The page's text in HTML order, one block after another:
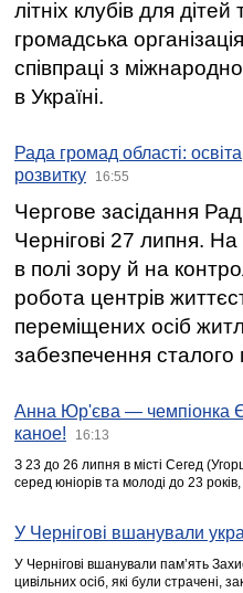
літніх клубів для
громадська
співпраці з
в Україні.
Рада громад області:
розвитку
16:55
Чергове засідання
Чернігові 27 липня.
в полі зору й на
робота центрів
переміщених осіб
забезпечення сталого
Анна Юр'єва — чемпіонка
каное!
16:13
З 23 до 26 липня в місті Сегед
серед юніорів та молоді до 23
У Чернігові вшанували
У Чернігові вшанували пам’ять
цивільних осіб, які були страчені,